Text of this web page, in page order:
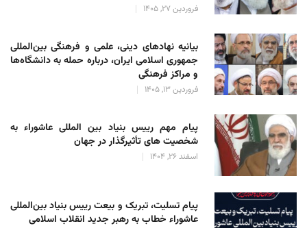
فروردین 27, 1405
بیانیه نهادهای دینی، علمی و فرهنگی بین‌المللی
جمهوری اسلامی ایران، درباره حمله به دانشگاه‌ها
و مراکز فرهنگی
فروردین 13, 1405
پیام مهم رییس بنیاد بین المللی عاشوراء به
شخصیت های تأثیرگذار در جهان
اسفند 26, 1404
پیام تسلیت، تبریک و بیعت رییس بنیاد بین‌المللی
عاشوراء خطاب به رهبر جدید انقلاب اسلامی